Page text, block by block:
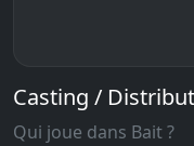
Casting /
Qui joue dans Bait ?